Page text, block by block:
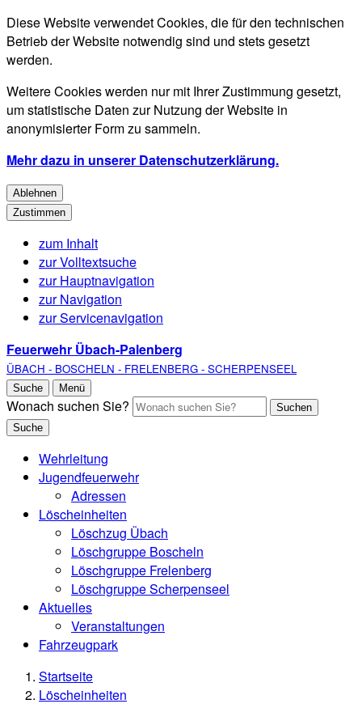
Diese Website verwendet Cookies, die für den technischen
Betrieb der Website notwendig sind und stets gesetzt
werden.
Weitere Cookies werden nur mit Ihrer Zustimmung gesetzt,
um statistische Daten zur Nutzung der Website in
anonymisierter Form zu sammeln.
Mehr dazu in unserer Datenschutzerklärung.
Ablehnen
Zustimmen
zum Inhalt
zur Volltextsuche
zur Hauptnavigation
zur Navigation
zur Servicenavigation
Feuerwehr Übach-Palenberg
ÜBACH - BOSCHELN - FRELENBERG - SCHERPENSEEL
Suche Menü
Wonach suchen Sie?
Suchen
Suche
Wehrleitung
Jugendfeuerwehr
Adressen
Löscheinheiten
Löschzug Übach
Löschgruppe Boscheln
Löschgruppe Frelenberg
Löschgruppe Scherpenseel
Aktuelles
Veranstaltungen
Fahrzeugpark
Startseite
Löscheinheiten